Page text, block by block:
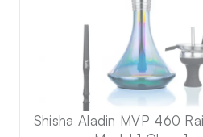
Shisha Aladin MVP 460